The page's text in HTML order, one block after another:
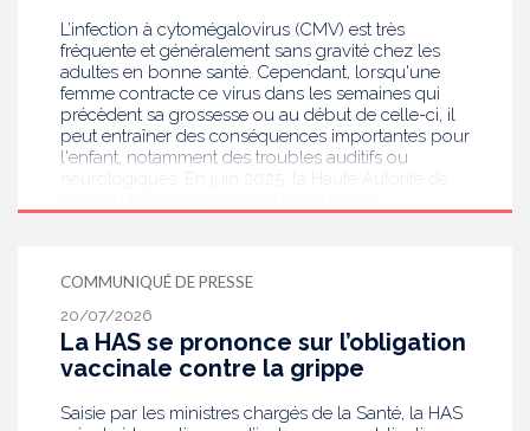
L’infection à cytomégalovirus (CMV) est très
fréquente et généralement sans gravité chez les
adultes en bonne santé. Cependant, lorsqu'une
femme contracte ce virus dans les semaines qui
précèdent sa grossesse ou au début de celle-ci, il
peut entraîner des conséquences importantes pour
l'enfant, notamment des troubles auditifs ou
publie aujourd’hui des recommandations de
bonnes pratiques pour guider les professionnels
de santé dans la prise en charge des femmes
enceintes à la suite de ce dépistage. Objectif :
réduire les risques de transmission au futur bébé.
COMMUNIQUÉ DE PRESSE
20/07/2026
La HAS se prononce sur l’obligation
vaccinale contre la grippe
Saisie par les ministres chargés de la Santé, la HAS